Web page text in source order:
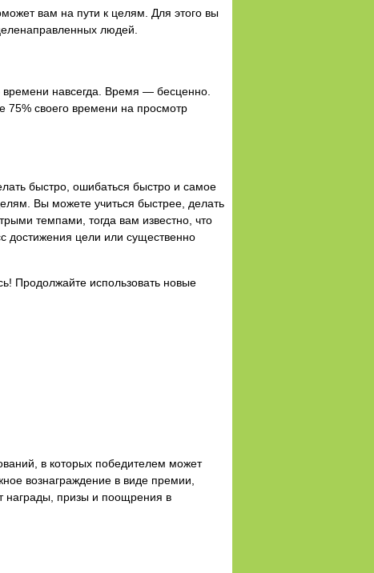
вам на пути к целям. Для этого вы
людей.
времени навсегда. Время — бесценно.
75% своего времени на просмотр
быстро, ошибаться быстро и самое
Вы можете учиться быстрее, делать
темпами, тогда вам известно, что
достижения цели или существенно
Продолжайте использовать новые
в которых победителем может
вознаграждение в виде премии,
награды, призы и поощрения в